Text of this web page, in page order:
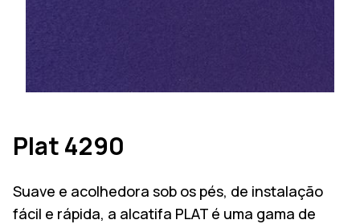
Plat 4290
Suave e acolhedora sob os pés, de instalação
fácil e rápida, a alcatifa PLAT é uma gama de